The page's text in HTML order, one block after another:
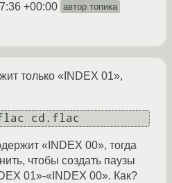
+00:00 автор топика
только «INDEX 01»,
«INDEX 00», тогда
чтобы создать паузы
01»-«INDEX 00». Как?